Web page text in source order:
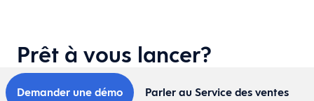
Prêt à vous lancer?
Demander une démo Parler au Service des ventes